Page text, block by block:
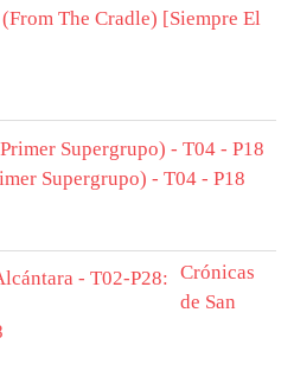
The Cradle) [Siempre El
Supergrupo) - T04 - P18
Crónicas
de San